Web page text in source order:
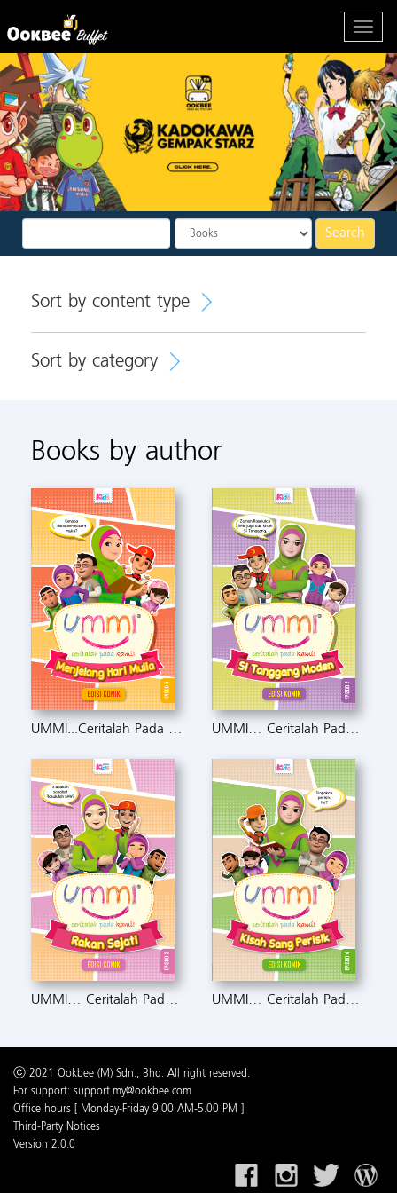
Search
Sort by content type
Sort by category
Books by author
UMMI...Ceritalah Pada Kami: Menjelang Hari Mulia UMMI… Ceritalah Pada Kami: Si Tanggang Moden
UMMI… Ceritalah Pada Kami: Rakan Sejati UMMI… Ceritalah Pada Kami: Kisah Sang Perisik
ⓒ 2021 Ookbee (M) Sdn., Bhd. All right reserved.
For support: support.my@ookbee.com
Office hours [ Monday-Friday 9:00 AM-5.00 PM ]
Third-Party Notices
Version 2.0.0